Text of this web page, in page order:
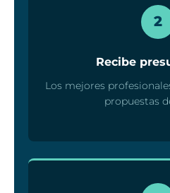
2
Recibe
Los mejores
propuestas